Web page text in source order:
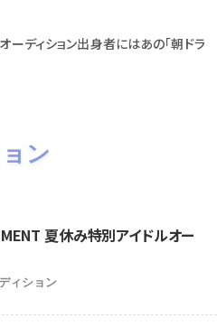
ディション出身者にはあの「朝ドラ
ン
夏休み特別アイドルオー
ィション